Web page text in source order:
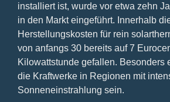
installiert ist, wurde vor etwa zehn
in den Markt eingeführt. Innerhalb
Herstellungskosten für rein
von anfangs 30 bereits auf 7
Kilowattstunde gefallen. Besonders
die Kraftwerke in Regionen mit
Sonneneinstrahlung sein.